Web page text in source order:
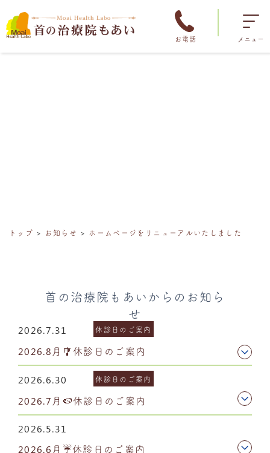
お電話 メニュー
トップ お知らせ ホームページをリニューアルいたしました
首の治療院もあいからのお知ら
せ
2026.7.31 休診日のご案内
2026.8月🎐休診日のご案内
2026.6.30 休診日のご案内
2026.7月🍉休診日のご案内
2026.5.31
2026.6月☔休診日のご案内